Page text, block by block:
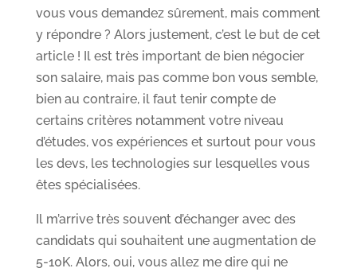
vous vous demandez sûrement, mais comment
y répondre ? Alors justement, c’est le but de cet
article ! Il est très important de bien négocier
son salaire, mais pas comme bon vous semble,
bien au contraire, il faut tenir compte de
certains critères notamment votre niveau
d’études, vos expériences et surtout pour vous
les devs, les technologies sur lesquelles vous
êtes spécialisées.
Il m’arrive très souvent d’échanger avec des
candidats qui souhaitent une augmentation de
5-10K. Alors, oui, vous allez me dire qui ne